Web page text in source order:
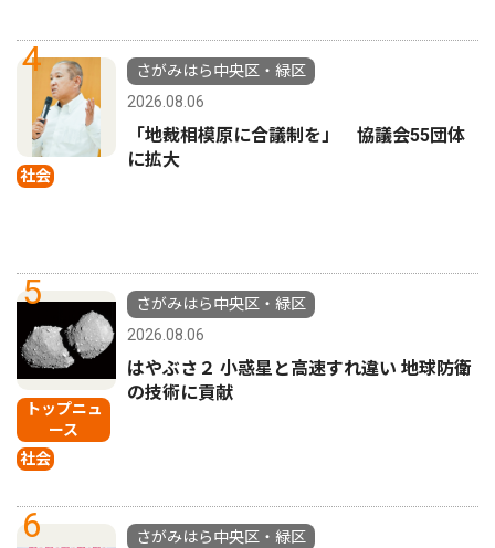
4
社会
さがみはら中央区・緑区
2026.08.06
「地裁相模原に合議制を」 協議会55団体
に拡大
5
トップニュ
ース
社会
さがみはら中央区・緑区
2026.08.06
はやぶさ２ 小惑星と高速すれ違い 地球防衛
の技術に貢献
6
さがみはら中央区・緑区